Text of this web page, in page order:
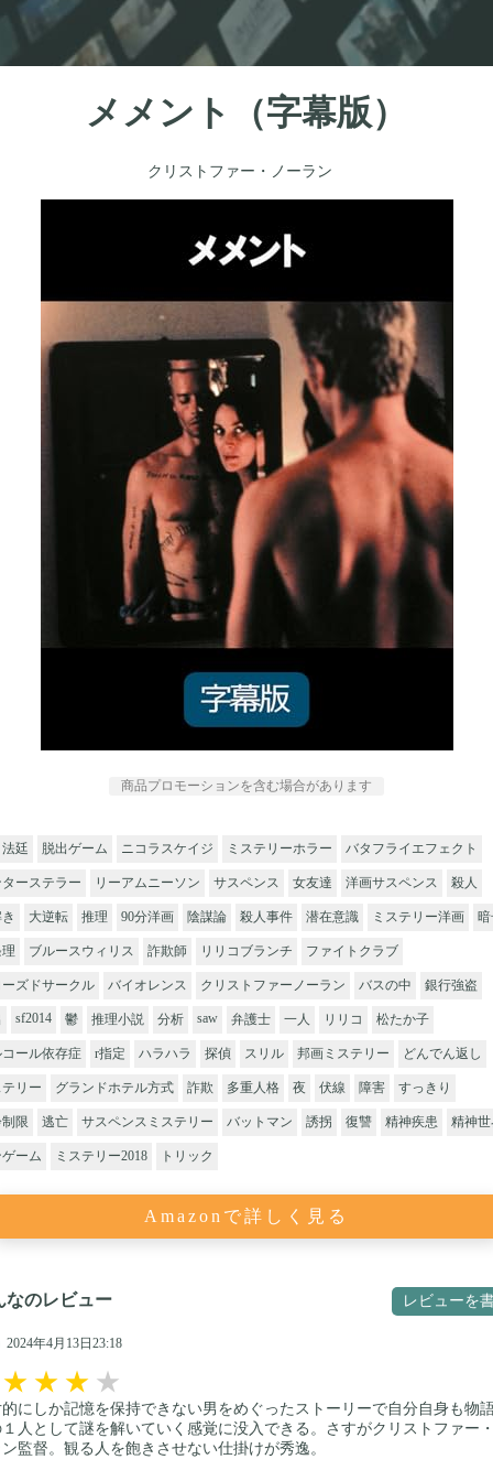
メメント（字幕版）
クリストファー・ノーラン
商品プロモーションを含む場合があります
法廷 脱出ゲーム ニコラスケイジ ミステリーホラー バタフライエフェクト
ターステラー リーアムニーソン サスペンス 女友達 洋画サスペンス 殺人
大逆転 推理 90分洋画 陰謀論 殺人事件 潜在意識 ミステリー洋画
ブルースウィリス 詐欺師 リリコブランチ ファイトクラブ
ーズドサークル バイオレンス クリストファーノーラン バスの中 銀行強盗
sf2014 鬱 推理小説 分析 saw 弁護士 一人 リリコ 松たか子
コール依存症 r指定 ハラハラ 探偵 スリル 邦画ミステリー どんでん返し
テリー グランドホテル方式 詐欺 多重人格 夜 伏線 障害 すっきり
限 逃亡 サスペンスミステリー バットマン 誘拐 復讐 精神疾患 精神
ーム ミステリー2018 トリック
Amazonで詳しく見る
なのレビュー レビューを
2024年4月13日23:18
★ ★ ★ ★
的にしか記憶を保持できない男をめぐったストーリーで自分自身も物
人として謎を解いていく感覚に没入できる。さすがクリストファー
監督。観る人を飽きさせない仕掛けが秀逸。